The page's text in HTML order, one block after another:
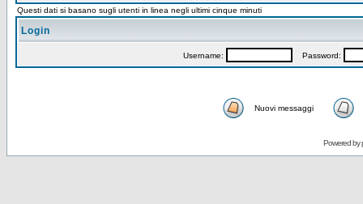
Questi dati si basano sugli utenti in linea negli ultimi cinque minuti
Login
Username: Password:
Nuovi messaggi
Powered by